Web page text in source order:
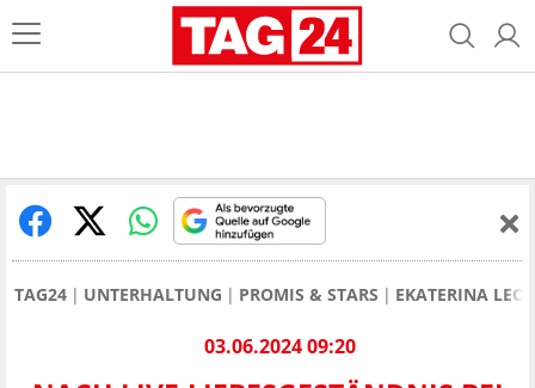
TAG24 UNTERHALTUNG PROMIS & STARS EKATERINA
03.06.2024 09:20